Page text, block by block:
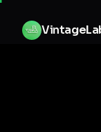
Zum Inhalt springen
VintageLa